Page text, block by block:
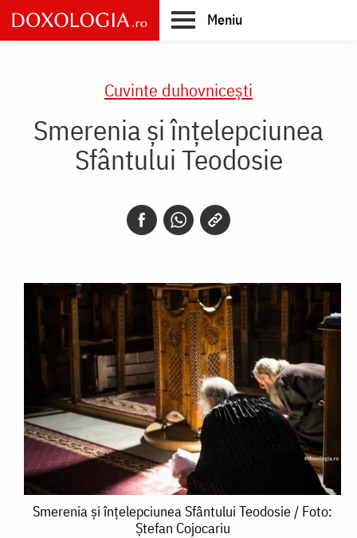
Skip
to
main
Meniu
Cuvinte duhovnicești
Smerenia și înțelepciunea
Sfântului Teodosie
Smerenia
Smerenia și înțelepciunea Sfântului Teodosie / Foto:
Ștefan Cojocariu